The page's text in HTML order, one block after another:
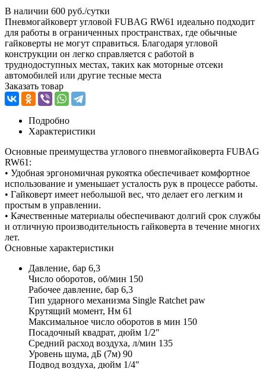
В наличии 600 руб./сутки
Пневмогайковерт угловой FUBAG RW61 идеально подходит
для работы в ограниченных пространствах, где обычные
гайковерты не могут справиться. Благодаря угловой
конструкции он легко справляется с работой в
труднодоступных местах, таких как моторные отсеки
автомобилей или другие тесные места
Заказать товар
Подробно
Характеристики
Основные преимущества углового пневмогайковерта FUBAG
RW61:
• Удобная эргономичная рукоятка обеспечивает комфортное
использование и уменьшает усталость рук в процессе работы.
• Гайковерт имеет небольшой вес, что делает его легким и
простым в управлении.
• Качественные материалы обеспечивают долгий срок службы
и отличную производительность гайковерта в течение многих
лет.
Основные характеристики
Давление, бар 6,3
Число оборотов, об/мин 150
Рабочее давление, бар 6,3
Тип ударного механизма Single Ratchet paw
Крутящий момент, Нм 61
Максимальное число оборотов в мин 150
Посадочный квадрат, дюйм 1/2"
Средний расход воздуха, л/мин 135
Уровень шума, дБ (7м) 90
Подвод воздуха, дюйм 1/4"